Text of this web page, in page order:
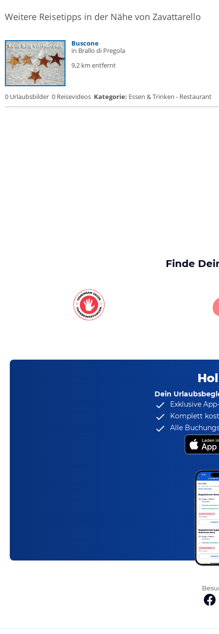
Weitere Reisetipps in der Nähe von Zavattarello
Buscone
in Brallo di Pregola
9,2 km entfernt
0 Urlaubsbilder 0 Reisevideos Kategorie: Essen & Trinken - Restaurant
Finde
Dein
Exklusive
Komplett
Alle